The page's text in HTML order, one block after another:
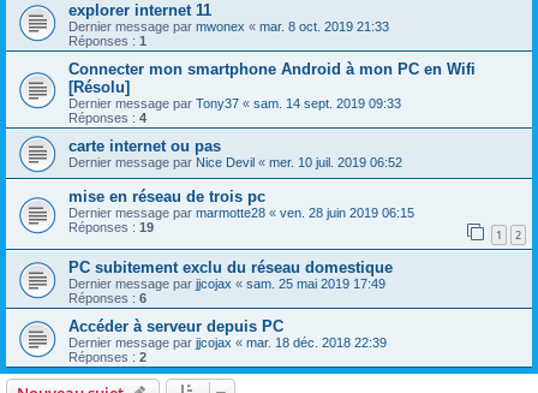
explorer internet 11
Dernier message par mwonex « mar. 8 oct. 2019 21:33
Réponses : 1
Connecter mon smartphone Android à mon PC en Wifi
[Résolu]
Dernier message par Tony37 « sam. 14 sept. 2019 09:33
Réponses : 4
carte internet ou pas
Dernier message par Nice Devil « mer. 10 juil. 2019 06:52
mise en réseau de trois pc
Dernier message par marmotte28 « ven. 28 juin 2019 06:15
Réponses : 19 1 2
PC subitement exclu du réseau domestique
Dernier message par jjcojax « sam. 25 mai 2019 17:49
Réponses : 6
Accéder à serveur depuis PC
Dernier message par jjcojax « mar. 18 déc. 2018 22:39
Réponses : 2